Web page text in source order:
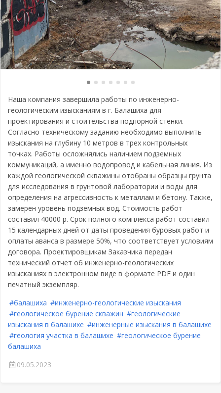
Наша компания завершила работы по инженерно-
геологическим изысканиям в г. Балашиха для
проектирования и стоительства подпорной стенки.
Согласно техническому заданию необходимо выполнить
изыскания на глубину 10 метров в трех контрольных
точках. Работы осложнялись наличием подземных
коммуникаций, а именно водопровод и кабельная линия. Из
каждой геологической скважины отобраны образцы грунта
для исследования в грунтовой лаборатории и воды для
определения на агрессивность к металлам и бетону. Также,
замерен уровень подземных вод. Стоимость работ
составил 40000 р. Срок полного комплекса работ составил
15 календарных дней от даты проведения буровых работ и
оплаты аванса в размере 50%, что соответствует условиям
договора. Проектировщикам Заказчика передан
технический отчет об инженерно-геологических
изысканиях в электронном виде в формате PDF и один
печатный экземпляр.
#балашиха #инженерно-геологические изыскания
#геологическое бурение скважин #геологические
изыскания в балашихе #инженерные изыскания в балашихе
#геология участка в балашихе #геологическое бурение
балашиха
09.05.2023